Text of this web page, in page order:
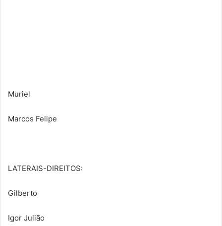
Muriel
Marcos Felipe
LATERAIS-DIREITOS:
Gilberto
Igor Julião